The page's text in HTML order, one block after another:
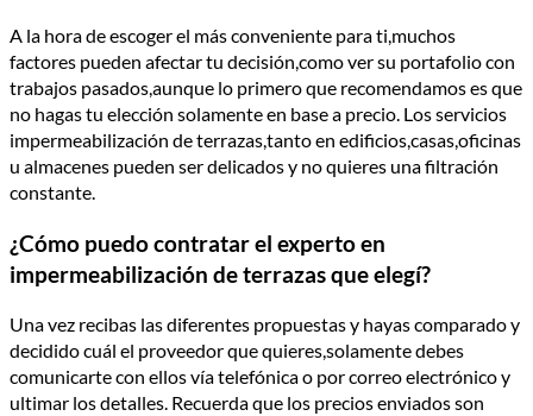
A la hora de escoger el más conveniente para ti,muchos
factores pueden afectar tu decisión,como ver su portafolio con
trabajos pasados,aunque lo primero que recomendamos es que
no hagas tu elección solamente en base a precio. Los servicios
impermeabilización de terrazas,tanto en edificios,casas,oficinas
u almacenes pueden ser delicados y no quieres una filtración
constante.
¿Cómo puedo contratar el experto en
impermeabilización de terrazas que elegí?
Una vez recibas las diferentes propuestas y hayas comparado y
decidido cuál el proveedor que quieres,solamente debes
comunicarte con ellos vía telefónica o por correo electrónico y
ultimar los detalles. Recuerda que los precios enviados son